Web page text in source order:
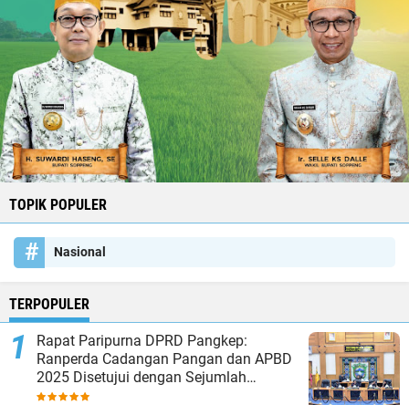
TOPIK POPULER
Nasional
TERPOPULER
Rapat Paripurna DPRD Pangkep:
Ranperda Cadangan Pangan dan APBD
2025 Disetujui dengan Sejumlah
Catatan